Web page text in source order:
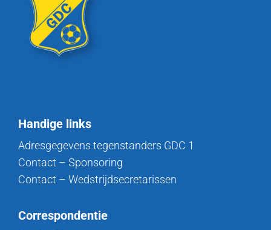
Handige links
Adresgegevens tegenstanders GDC 1
Contact – Sponsoring
Contact – Wedstrijdsecretarissen
Correspondentie